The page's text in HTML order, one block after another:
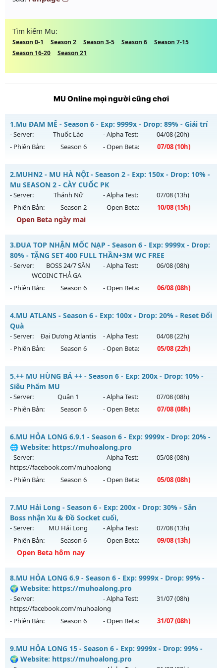
Tìm kiếm Mu:
Season 0-1 Season 2 Season 3-5 Season 6
Season 7-15
Season 16-20
Season 21
MU Online mọi người cũng chơi
1.Mu ĐAM MÊ - Season 6 - Exp: 9999x - Drop: 89% - Giải trí
- Server: Thuốc Lào - Alpha Test: 04/08(20h)
- Phiên Bản:
Season 6 - Open Beta: 07/08(10h)
Mu ĐAM MÊ - Giải trí
Mu mới ra tháng 08 2026 - Mở máy chủ
ngày 07/08/2626
Exp: 9999x - Drop: 89%
Kiểu reset: Reset In Game
Thể loại: Mu Bán Đồ Full Trong Shop
Antihack: UGK
2.MUHN2 - MU HÀ NỘI - Season 2 - Exp: 150x - Drop: 10% -
Mu SEASON 2 - CÀY CUỐC PK
- Server: Thánh Nữ - Alpha Test: 07/08(13h)
- Phiên Bản:
Season 2 - Open Beta: 10/08(15h)
Open Beta ngày mai
MUHN2 - MU HÀ NỘI - Mu SEASON 2 - CÀY CUỐC PK
Mu mới ra tháng 08 2026 - Mở máy chủThánh Nữ
ngày 10/08/2626
Exp: 150x - Drop: 10%
Antihack: IGMU.DEV
3.ĐUA TOP NHẬN MỐC NẠP - Season 6 - Exp: 9999x - Drop:
80% - TẶNG SET 400 FULL THẦN+3M WC FREE
- Server:
BOSS 24/7 SĂN
WCOINC THẢ GA
- Alpha Test: 06/08(08h)
- Phiên Bản: Season 6 - Open Beta: 06/08(08h)
WC FREE
Mu mới ra tháng 08 2026 - Mở máy chủ
BOSS 24/7 SĂN
WCOINC THẢ GAvào 08h ngày 06/08/2626
Kiểu reset: Reset In Game
Thể loại: Mu Nguyên bản Webzen
Antihack: KHÔNG THỂ HACK
4.MU ATLANS - Season 6 - Exp: 100x - Drop: 20% - Reset Đổi
Quà
- Server: Đại Dương Atlantis - Alpha Test: 04/08(22h)
- Phiên Bản:
Season 6 - Open Beta: 05/08(22h)
MU ATLANS - Reset Đổi Quà
Mu mới ra tháng 08 2026 - Mở máy chủ
vào 22h ngày 05/08/2626
Exp: 100x - Drop: 20%
Thể loại: Mu Nguyên bản Webzen
Antihack: Shark
5.++ MU HÙNG BÁ ++ - Season 6 - Exp: 200x - Drop: 10% -
Siêu Phẩm MU
- Server: Quận 1 - Alpha Test: 07/08(08h)
- Phiên Bản:
Season 6 - Open Beta: 07/08(08h)
++ MU HÙNG BÁ ++ - Siêu Phẩm MU
Mu mới ra tháng 08 2026 - Mở máy chủ
ngày 07/08/2626
Exp: 200x - Drop: 10%
Antihack: Shark Shield
6.MU HỎA LONG 6.9.1 - Season 6 - Exp: 9999x - Drop: 20% -
🌐 Website: https://muhoalong.pro
- Server:
https://facebook.com/muhoalong
- Alpha Test: 05/08(08h)
- Phiên Bản: Season 6 - Open Beta: 05/08(08h)
MU HỎA LONG 6.9.1 - 🌐 Website: https://muhoalong.pro
Mu mới ra tháng 08 2026 - Mở máy chủ
https://facebook.com/muhoalongvào 08h ngày
05/08/2626
Exp: 9999x - Drop: 20%
Thể loại: Mu Nguyên bản Webzen
Antihack: XShield
7.MU Hải Long - Season 6 - Exp: 200x - Drop: 30% - Săn
Boss nhận Xu & Đồ Socket cuối,
- Server: MU Hải Long - Alpha Test: 07/08(13h)
- Phiên Bản:
Season 6 - Open Beta: 09/08(13h)
Open Beta hôm nay
MU Hải Long - Săn Boss nhận Xu & Đồ Socket cuối,
Mu mới ra tháng 08 2026 - Mở máy chủ
13h ngày 09/08/2626
Exp: 200x - Drop: 30%
Thể loại: Mu Nguyên bản Webzen
Antihack: VietGuard
8.MU HỎA LONG 6.9 - Season 6 - Exp: 9999x - Drop: 99% -
🌍 Website: https://muhoalong.pro
- Server:
https://facebook.com/muhoalong
- Alpha Test: 31/07(08h)
- Phiên Bản: Season 6 - Open Beta: 31/07(08h)
MU HỎA LONG 6.9 - 🌍 Website: https://muhoalong.pro
Mu mới ra tháng 07 2026 - Mở máy chủ
9.MU HỎA LONG 15 - Season 6 - Exp: 9999x - Drop: 99% -
🌍 Website: https://muhoalong.pro